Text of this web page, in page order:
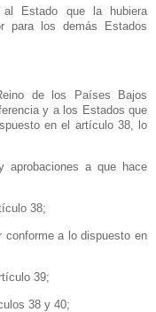
al Estado que la hubiera
para los demás Estados
de los Países Bajos
y a los Estados que
en el artículo 38, lo
aprobaciones a que hace
38;
conforme a lo dispuesto en
39;
38 y 40;